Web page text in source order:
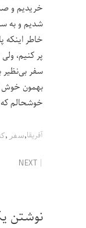
خریدیم و
شدیم و به
خاطر اینکه
پر کنیم،
سفر بی‌نظیر
بهمون خوش
خوشحالم که
آفریقا,سفر ,
NEXT
نوشتن